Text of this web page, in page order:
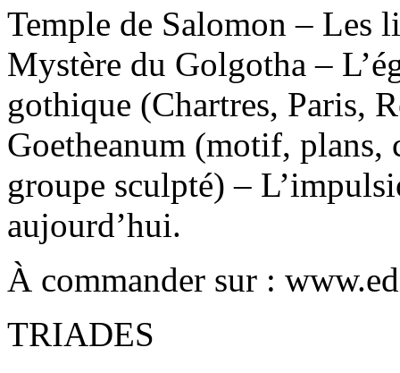
Temple de Salomon – Les
Mystère du Golgotha –
gothique (Chartres, Paris,
Goetheanum (motif, plans,
groupe sculpté) –
aujourd’hui.
À commander sur :
TRIADES